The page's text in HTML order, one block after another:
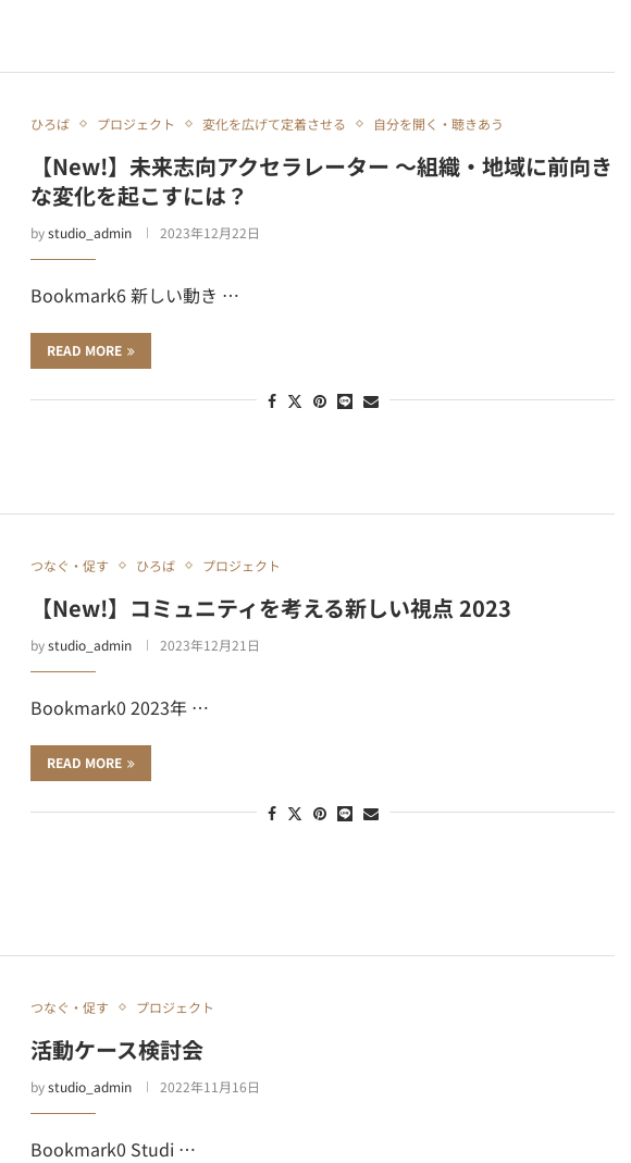
ひろば プロジェクト 変化を広げて定着させる 自分を開く・聴きあう
【New!】未来志向アクセラレーター ～組織・地域に前向き
な変化を起こすには？
bystudio_admin 2023年12月22日
Bookmark6 新しい動き …
READ MORE
つなぐ・促す ひろば プロジェクト
【New!】コミュニティを考える新しい視点 2023
bystudio_admin 2023年12月21日
Bookmark0 2023年 …
READ MORE
つなぐ・促す プロジェクト
活動ケース検討会
bystudio_admin 2022年11月16日
Bookmark0 Studi …